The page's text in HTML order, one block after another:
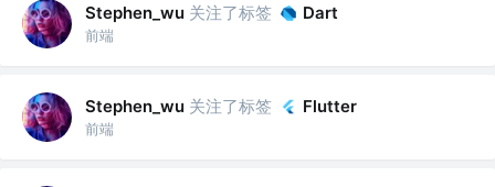
Stephen_wu 关注了标签 Dart
前端
Stephen_wu 关注了标签 Flutter
前端